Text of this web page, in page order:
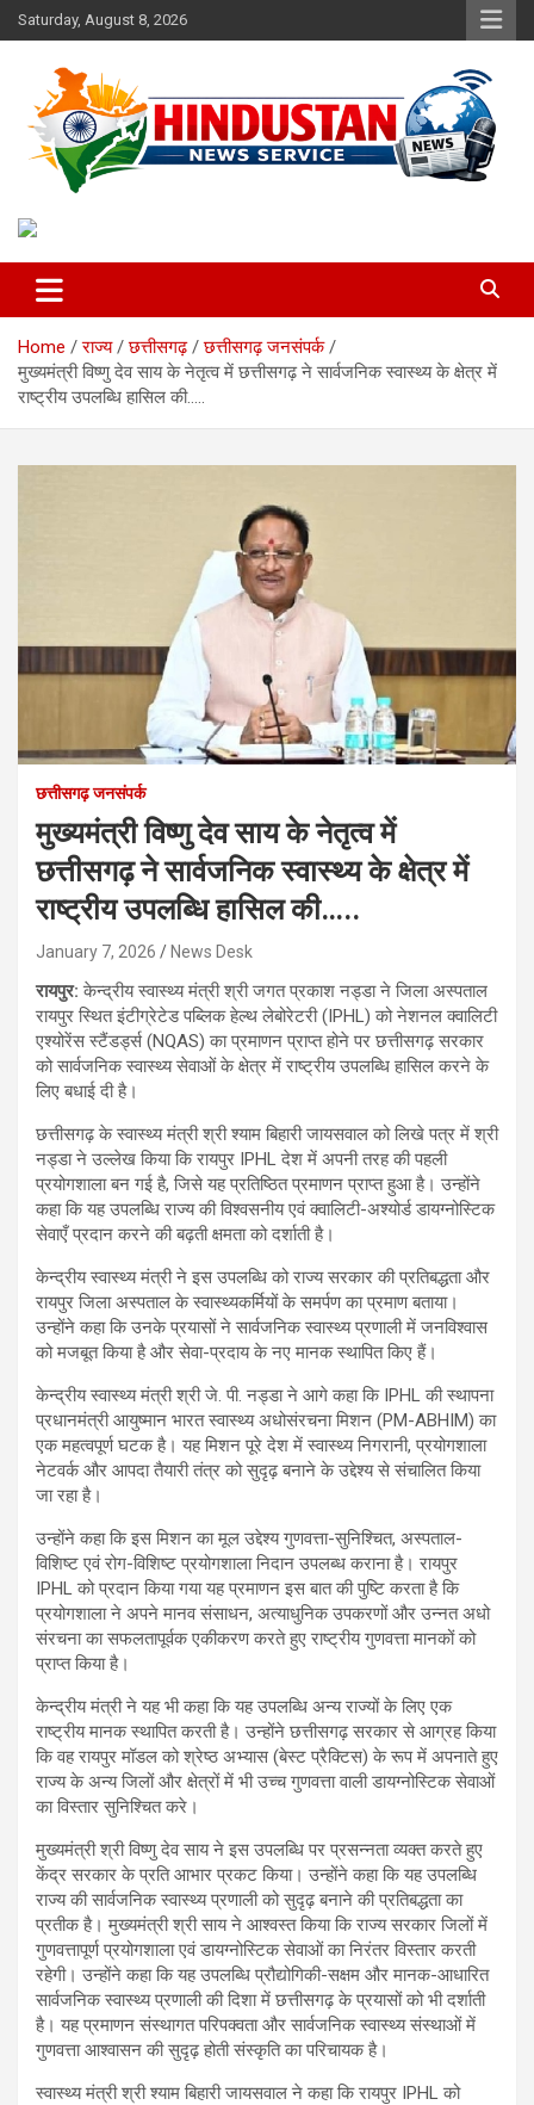
Skip
to
Saturday, August 8, 2026
Hindustan News Service
Home राज्य छत्तीसगढ़
छत्तीसगढ़ जनसंपर्क
मुख्यमंत्री विष्णु देव साय के नेतृत्व में छत्तीसगढ़ ने सार्वजनिक स्वास्थ्य के क्षेत्र में
राष्ट्रीय उपलब्धि हासिल की…..
छत्तीसगढ़ जनसंपर्क
मुख्यमंत्री विष्णु देव साय के नेतृत्व में
छत्तीसगढ़ ने सार्वजनिक स्वास्थ्य के क्षेत्र में
राष्ट्रीय उपलब्धि हासिल की…..
January 7, 2026 News Desk
रायपुर:केन्द्रीय स्वास्थ्य मंत्री श्री जगत प्रकाश नड्डा ने जिला अस्पताल
रायपुर स्थित इंटीग्रेटेड पब्लिक हेल्थ लेबोरेटरी (IPHL) को नेशनल क्वालिटी
एश्योरेंस स्टैंडर्ड्स (NQAS) का प्रमाणन प्राप्त होने पर छत्तीसगढ़ सरकार
को सार्वजनिक स्वास्थ्य सेवाओं के क्षेत्र में राष्ट्रीय उपलब्धि हासिल करने के
लिए बधाई दी है।
छत्तीसगढ़ के स्वास्थ्य मंत्री श्री श्याम बिहारी जायसवाल को लिखे पत्र में श्री
नड्डा ने उल्लेख किया कि रायपुर IPHL देश में अपनी तरह की पहली
प्रयोगशाला बन गई है, जिसे यह प्रतिष्ठित प्रमाणन प्राप्त हुआ है। उन्होंने
कहा कि यह उपलब्धि राज्य की विश्वसनीय एवं क्वालिटी-अश्योर्ड डायग्नोस्टिक
सेवाएँ प्रदान करने की बढ़ती क्षमता को दर्शाती है।
केन्द्रीय स्वास्थ्य मंत्री ने इस उपलब्धि को राज्य सरकार की प्रतिबद्धता और
रायपुर जिला अस्पताल के स्वास्थ्यकर्मियों के समर्पण का प्रमाण बताया।
उन्होंने कहा कि उनके प्रयासों ने सार्वजनिक स्वास्थ्य प्रणाली में जनविश्वास
को मजबूत किया है और सेवा-प्रदाय के नए मानक स्थापित किए हैं।
केन्द्रीय स्वास्थ्य मंत्री श्री जे. पी. नड्डा ने आगे कहा कि IPHL की स्थापना
प्रधानमंत्री आयुष्मान भारत स्वास्थ्य अधोसंरचना मिशन (PM-ABHIM) का
एक महत्वपूर्ण घटक है। यह मिशन पूरे देश में स्वास्थ्य निगरानी, प्रयोगशाला
नेटवर्क और आपदा तैयारी तंत्र को सुदृढ़ बनाने के उद्देश्य से संचालित किया
जा रहा है।
उन्होंने कहा कि इस मिशन का मूल उद्देश्य गुणवत्ता-सुनिश्चित, अस्पताल-
विशिष्ट एवं रोग-विशिष्ट प्रयोगशाला निदान उपलब्ध कराना है। रायपुर
IPHL को प्रदान किया गया यह प्रमाणन इस बात की पुष्टि करता है कि
प्रयोगशाला ने अपने मानव संसाधन, अत्याधुनिक उपकरणों और उन्नत अधो
संरचना का सफलतापूर्वक एकीकरण करते हुए राष्ट्रीय गुणवत्ता मानकों को
प्राप्त किया है।
केन्द्रीय मंत्री ने यह भी कहा कि यह उपलब्धि अन्य राज्यों के लिए एक
राष्ट्रीय मानक स्थापित करती है। उन्होंने छत्तीसगढ़ सरकार से आग्रह किया
कि वह रायपुर मॉडल को श्रेष्ठ अभ्यास (बेस्ट प्रैक्टिस) के रूप में अपनाते हुए
राज्य के अन्य जिलों और क्षेत्रों में भी उच्च गुणवत्ता वाली डायग्नोस्टिक सेवाओं
का विस्तार सुनिश्चित करे।
मुख्यमंत्री श्री विष्णु देव साय ने इस उपलब्धि पर प्रसन्नता व्यक्त करते हुए
केंद्र सरकार के प्रति आभार प्रकट किया। उन्होंने कहा कि यह उपलब्धि
राज्य की सार्वजनिक स्वास्थ्य प्रणाली को सुदृढ़ बनाने की प्रतिबद्धता का
प्रतीक है। मुख्यमंत्री श्री साय ने आश्वस्त किया कि राज्य सरकार जिलों में
गुणवत्तापूर्ण प्रयोगशाला एवं डायग्नोस्टिक सेवाओं का निरंतर विस्तार करती
रहेगी। उन्होंने कहा कि यह उपलब्धि प्रौद्योगिकी-सक्षम और मानक-आधारित
सार्वजनिक स्वास्थ्य प्रणाली की दिशा में छत्तीसगढ़ के प्रयासों को भी दर्शाती
है। यह प्रमाणन संस्थागत परिपक्वता और सार्वजनिक स्वास्थ्य संस्थाओं में
गुणवत्ता आश्वासन की सुदृढ़ होती संस्कृति का परिचायक है।
स्वास्थ्य मंत्री श्री श्याम बिहारी जायसवाल ने कहा कि रायपुर IPHL को